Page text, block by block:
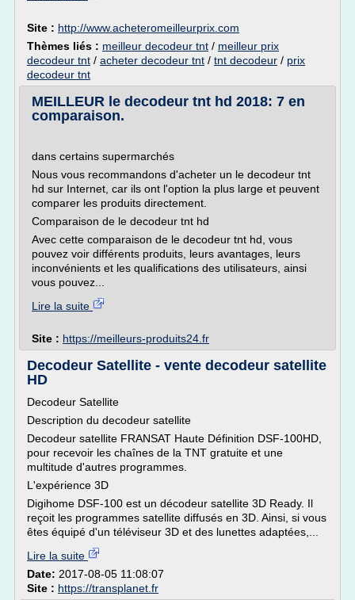
Site : http://www.acheteromeilleurprix.com
Thèmes liés : meilleur decodeur tnt / meilleur prix
decodeur tnt / acheter decodeur tnt / tnt decodeur / prix
decodeur tnt
MEILLEUR le decodeur tnt hd 2018: 7 en
comparaison.
dans certains supermarchés
Nous vous recommandons d'acheter un le decodeur tnt
hd sur Internet, car ils ont l'option la plus large et peuvent
comparer les produits directement.
Comparaison de le decodeur tnt hd
Avec cette comparaison de le decodeur tnt hd, vous
pouvez voir différents produits, leurs avantages, leurs
inconvénients et les qualifications des utilisateurs, ainsi
vous pouvez...
Lire la suite
Site : https://meilleurs-produits24.fr
Decodeur Satellite - vente decodeur satellite
HD
Decodeur Satellite
Description du decodeur satellite
Decodeur satellite FRANSAT Haute Définition DSF-100HD,
pour recevoir les chaînes de la TNT gratuite et une
multitude d'autres programmes.
L'expérience 3D
Digihome DSF-100 est un décodeur satellite 3D Ready. Il
reçoit les programmes satellite diffusés en 3D. Ainsi, si vous
êtes équipé d'un téléviseur 3D et des lunettes adaptées,...
Lire la suite
Date: 2017-08-05 11:08:07
Site : https://transplanet.fr